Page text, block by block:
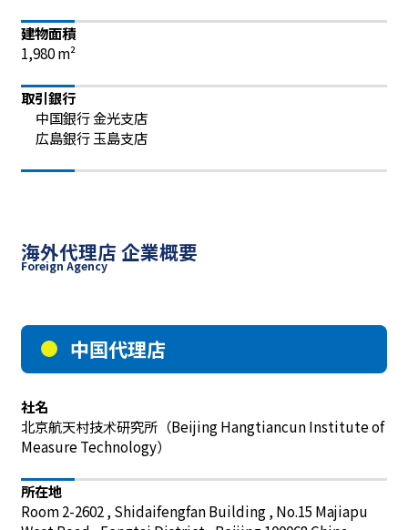
建物面積
1,980 m²
取引銀行
中国銀行 金光支店
広島銀行 玉島支店
海外代理店 企業概要
Foreign Agency
中国代理店
社名
北京航天村技术研究所（Beijing Hangtiancun Institute of
Measure Technology）
所在地
Room 2-2602 , Shidaifengfan Building , No.15 Majiapu